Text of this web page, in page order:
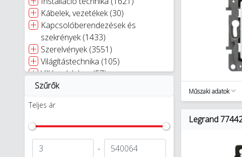
Kábelek, vezetékek (30)
Kapcsolóberendezések és
szekrények (1433)
Szerelvények (3551)
Világítástechnika (105)
Villámvédelem (57)
Egyéb (11)
Szerszámok (40)
Szűrők
Teljes ár
-
Műszaki adatok
Legrand